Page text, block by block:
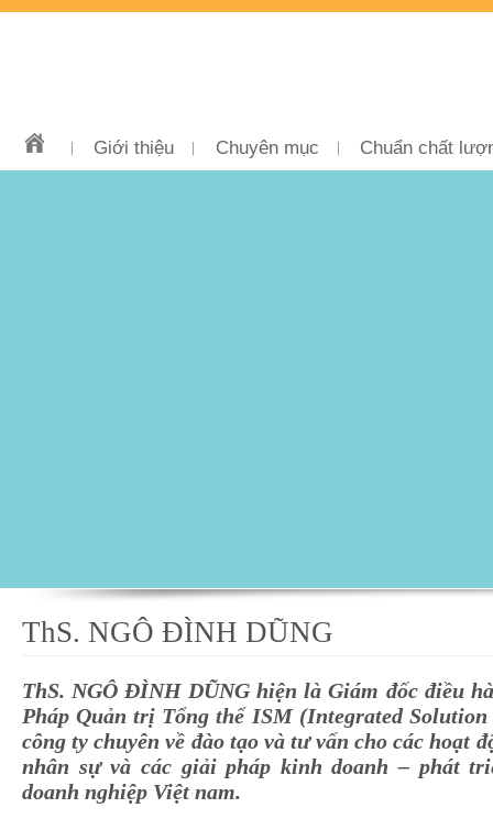
Giới thiệu Chuyên mục Chuẩn chất
ThS. NGÔ ĐÌNH DŨNG
ThS. NGÔ ĐÌNH DŨNG hiện là Giám đốc điều
Pháp Quản trị Tổng thể ISM (Integrated
công ty chuyên về đào tạo và tư vấn cho các hoạt
nhân sự và các giải pháp kinh doanh – phát
doanh nghiệp Việt nam.